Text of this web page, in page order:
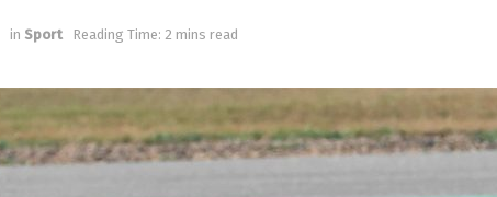
in Sport Reading Time: 2 mins read